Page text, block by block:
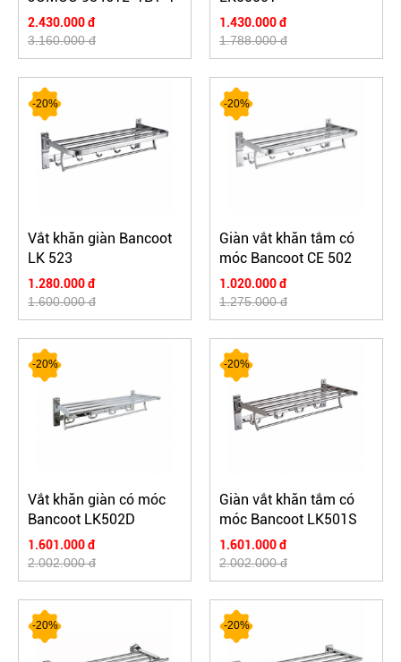
2.430.000 đ
3.160.000 đ
1.430.000 đ
1.788.000 đ
-20%
Vắt khăn giàn Bancoot
LK 523
1.280.000 đ
1.600.000 đ
-20%
Giàn vắt khăn tắm có
móc Bancoot CE 502
1.020.000 đ
1.275.000 đ
-20%
Vắt khăn giàn có móc
Bancoot LK502D
1.601.000 đ
2.002.000 đ
-20%
Giàn vắt khăn tắm có
móc Bancoot LK501S
1.601.000 đ
2.002.000 đ
-20% -20%